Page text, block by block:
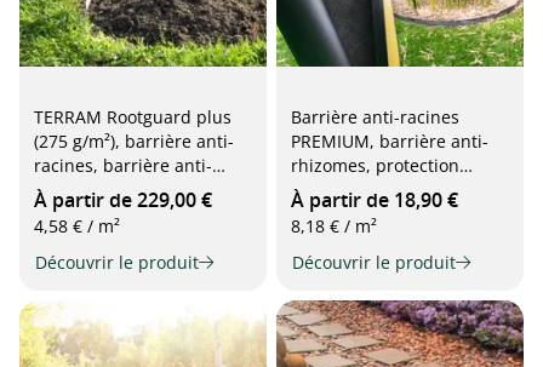
TERRAM Rootguard plus
(275 g/m²), barrière anti-
racines, barrière anti-
rhizomes pour installation
verticale, 2 m x 25 m, noir
À partir de 229,00 €
4,58 € / m²
Découvrir le produit
Barrière anti-racines
PREMIUM, barrière anti-
rhizomes, protection
efficace contre la
prolifération des racines,
0,66 m x 3,5 m
À partir de 18,90 €
8,18 € / m²
Découvrir le produit